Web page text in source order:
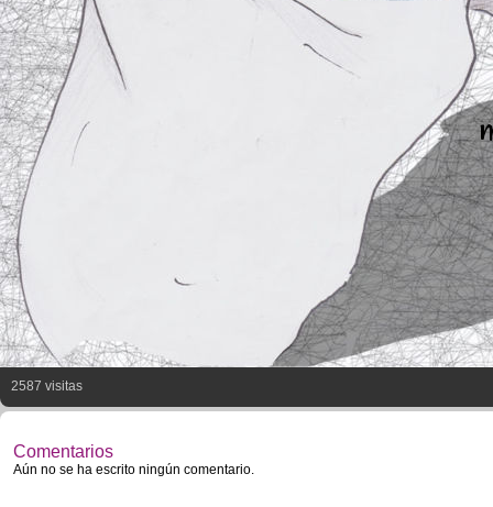
2587 visitas
Comentarios
Aún no se ha escrito ningún comentario.